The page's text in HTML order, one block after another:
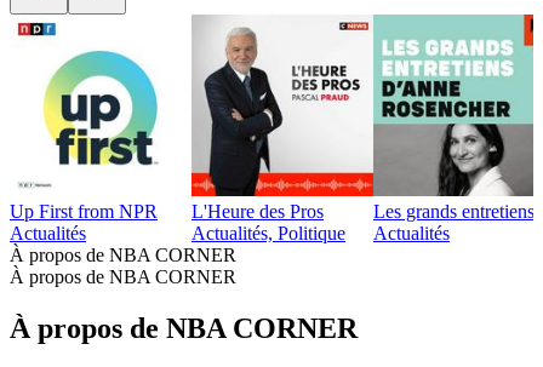
Up First from NPR
Actualités
L'Heure des Pros
Actualités, Politique
Les grands
Actualités
À propos de NBA CORNER
À propos de NBA CORNER
À propos de NBA CORNER